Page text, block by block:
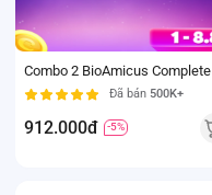
Combo 2 BioAmicus Complete
Đã bán 500K+
912.000đ -5%